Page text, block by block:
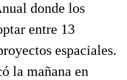
donde los
entre 13
espaciales.
la mañana en